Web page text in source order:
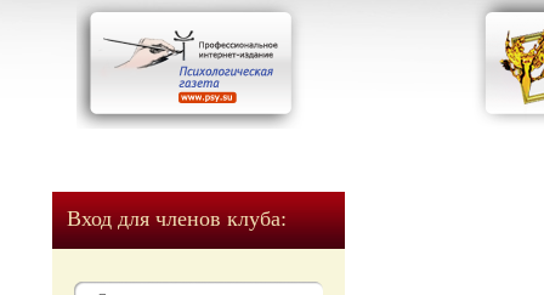
Вход для членов клуба: